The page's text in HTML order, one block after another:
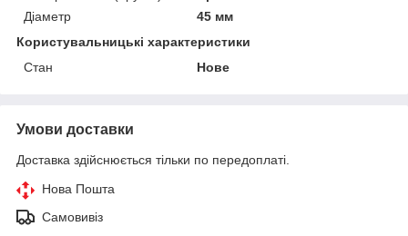
Діаметр
45 мм
Користувальницькі характеристики
Стан
Нове
Умови доставки
Доставка здійснюється тільки по передоплаті.
Нова Пошта
Самовивіз